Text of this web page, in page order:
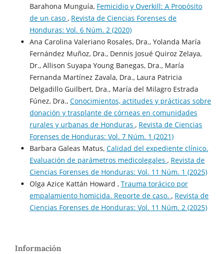
Barahona Munguía, Femicidio y Overkill: A Propósito
de un caso , Revista de Ciencias Forenses de
Honduras: Vol. 6 Núm. 2 (2020)
Ana Carolina Valeriano Rosales, Dra., Yolanda María
Fernández Muñoz, Dra., Dennis Josué Quiroz Zelaya,
Dr., Allison Suyapa Young Banegas, Dra., María
Fernanda Martínez Zavala, Dra., Laura Patricia
Delgadillo Guilbert, Dra., María del Milagro Estrada
Fúnez, Dra., Conocimientos, actitudes y prácticas sobre
donación y trasplante de córneas en comunidades
rurales y urbanas de Honduras , Revista de Ciencias
Forenses de Honduras: Vol. 7 Núm. 1 (2021)
Barbara Galeas Matus, Calidad del expediente clínico.
Evaluación de parámetros medicolegales , Revista de
Ciencias Forenses de Honduras: Vol. 11 Núm. 1 (2025)
Olga Azice Kattán Howard , Trauma torácico por
empalamiento homicida. Reporte de caso. , Revista de
Ciencias Forenses de Honduras: Vol. 11 Núm. 2 (2025)
Información